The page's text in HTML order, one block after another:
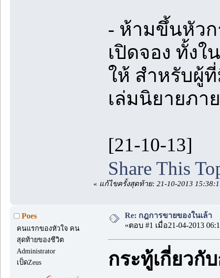
- ห้ามขึ้นหัวก
เปิดจอง ทั้ง
ให้ สำหรับผู้
เล่มนิยายภา
[21-10-13]
Share This
« แก้ไขครั้งสุดท้าย: 21-10-2013
Poes
คนแรกของหัวใจ คน
สุดท้ายของชีวิต
Administrator
เป็ดZeus
Re: กฎการขายของในเล้า
«ตอบ #1 เมื่อ21-04-2013
กระทู้เกี่ยวกั